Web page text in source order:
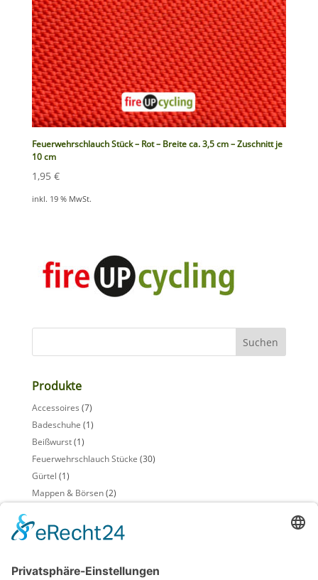
Feuerwehrschlauch Stück – Rot – Breite ca. 3,5 cm – Zuschnitt je
10 cm
1,95 €
inkl. 19 % MwSt.
Produkte
Accessoires (7)
Badeschuhe (1)
Beißwurst(1)
Feuerwehrschlauch Stücke (30)
Gürtel (1)
Mappen & Börsen(2)
Schlüsselanhänger(2)
Sensenschutz (1)